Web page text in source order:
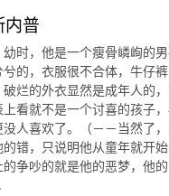
内普
时，他是一个瘦骨嶙峋的
的，衣服很不合体，牛仔
烂的外衣显然是成年人的
看就不是一个讨喜的孩子
人喜欢了。（－－当然了
错，只说明他从童年就开
争吵的就是他的恶梦，他